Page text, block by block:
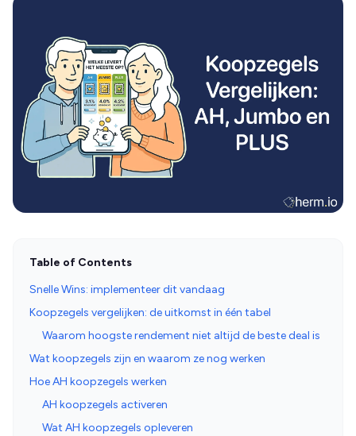
Table of Contents
Snelle Wins: implementeer dit vandaag
Koopzegels vergelijken: de uitkomst in één tabel
Waarom hoogste rendement niet altijd de beste deal is
Wat koopzegels zijn en waarom ze nog werken
Hoe AH koopzegels werken
AH koopzegels activeren
Wat AH koopzegels opleveren